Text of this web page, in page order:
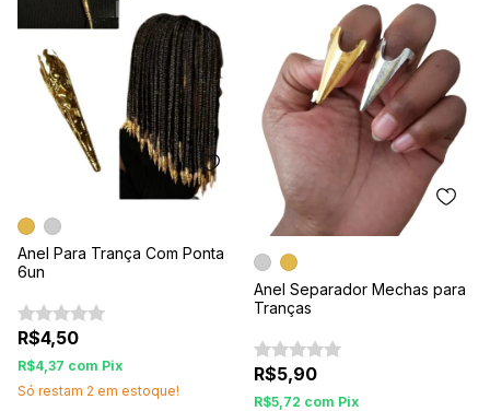
Anel Para Trança Com Ponta
6un
R$4,50
R$4,37 com Pix
Só restam 2 em estoque!
Anel Separador Mechas para
Tranças
R$5,90
R$5,72 com Pix